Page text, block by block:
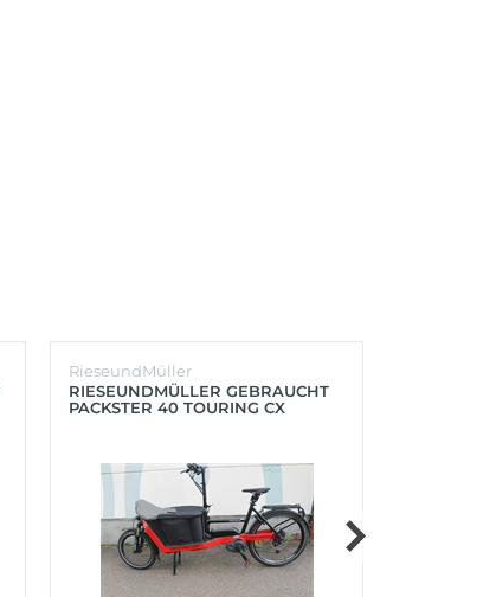
RieseundMüller
RIESEUNDMÜLLER GEBRAUCHT
PACKSTER 40 TOURING CX